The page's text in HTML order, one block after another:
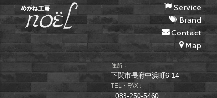
Service
Brand
Contact
Map
住所：
下関市長府中浜町6-14
TEL・FAX：
083-250-5460